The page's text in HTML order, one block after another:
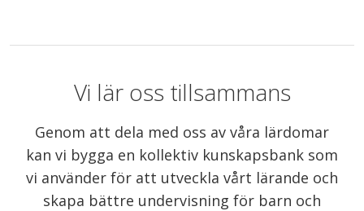
Vi lär oss tillsammans
Genom att dela med oss av våra lärdomar
kan vi bygga en kollektiv kunskapsbank som
vi använder för att utveckla vårt lärande och
skapa bättre undervisning för barn och